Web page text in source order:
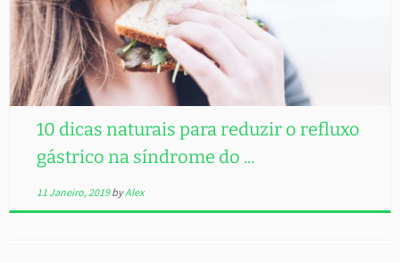
10 dicas naturais para reduzir o refluxo
gástrico na síndrome do ...
11 Janeiro, 2019 byAlex